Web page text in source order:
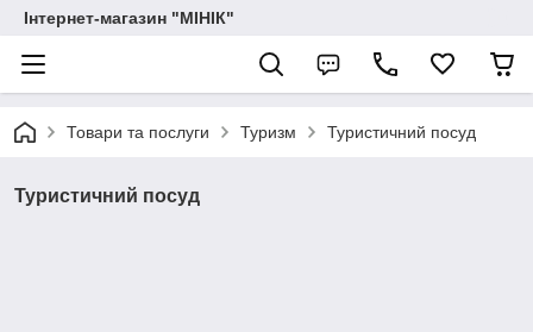
Інтернет-магазин "МІНІК"
Товари та послуги Туризм Туристичний посуд
Туристичний посуд